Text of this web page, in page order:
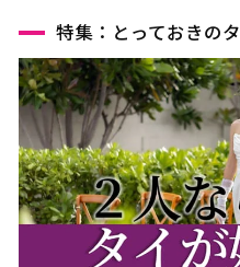
特集：とっておきの